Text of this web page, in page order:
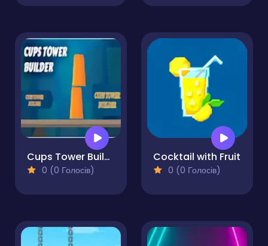
Cups Tower Builder
0 (0 Голосів)
Cocktail with Fruit
0 (0 Голосів)